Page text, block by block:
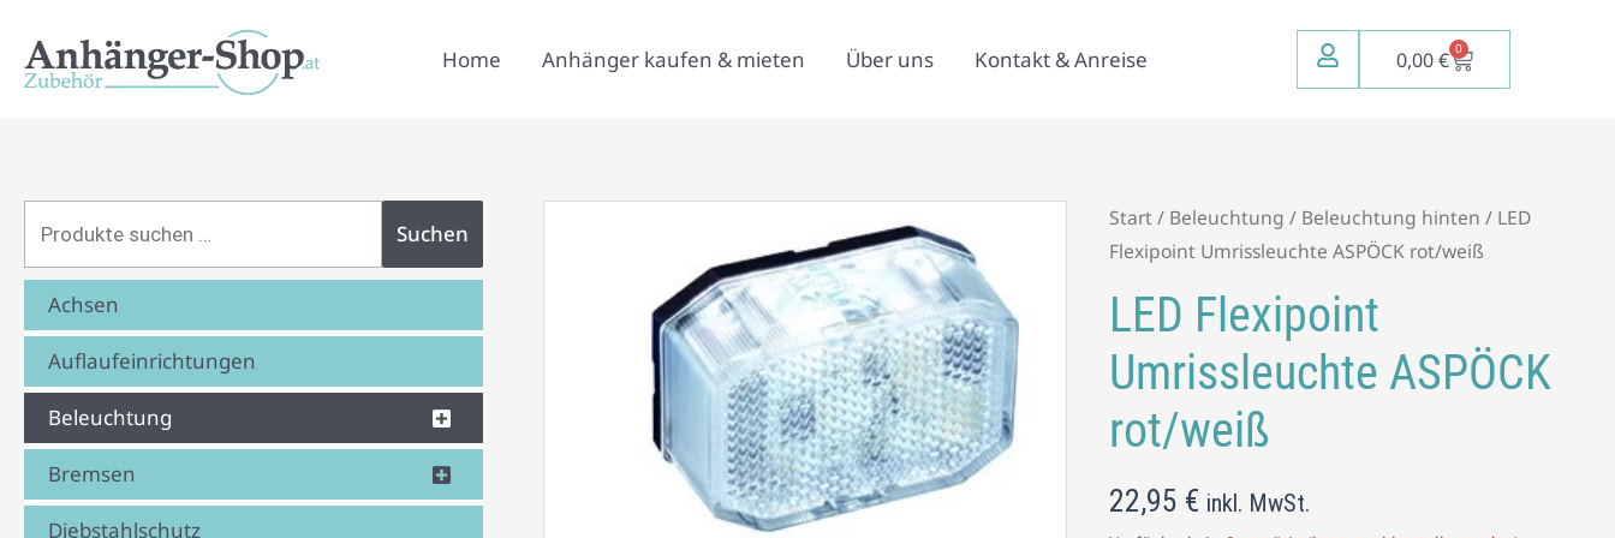
Inhalt
springen
Home Anhänger kaufen & mieten Über uns Kontakt & Anreise 0,00€ 0
Warenkorb
nach:
Suchen
Achsen
Auflaufeinrichtungen
Beleuchtung
Bremsen
Diebstahlschutz
Start/ Beleuchtung / Beleuchtung hinten / LED
Flexipoint Umrissleuchte ASPÖCK rot/weiß
LED Flexipoint
Umrissleuchte ASPÖCK
rot/weiß
22,95 € inkl. MwSt.
LED
Flexipoint
ASPÖCK
rot/weiß
Menge